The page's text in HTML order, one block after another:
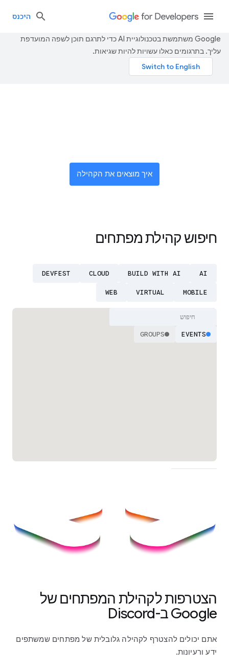
היכנס
‫Google משתמשת בטכנולוגיית AI כדי לתרגם תוכן לשפה המועדפת
עליך. בתרגומים כאלו עשויות להיות שגיאות.
איך מוצאים את הקהילה
חיפוש קהילת מפתחים
AI
BUILD WITH AI
CLOUD
DEVFEST
MOBILE
VIRTUAL
WEB
EVENTS
GROUPS
הצטרפות לקהילת המפתחים של
Google ב-Discord
אתם יכולים להצטרף לקהילה גלובלית של מפתחים שמשתפים
ידע ורעיונות.